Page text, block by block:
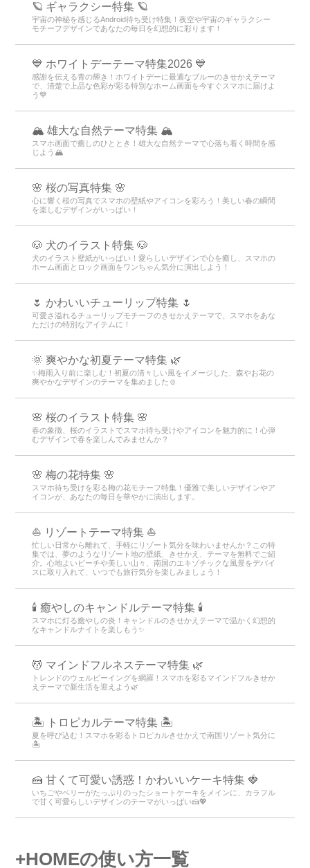
🪐 ギャラクシー特集 🪐
宇宙の神秘を感じるAndroid待ち受け特集！夜空や宇宙のギャラクシー
モチーフデザインであなたの毎日を幻想的に彩ります！
💙 ホワイトデーテーマ特集2026 💙
感謝を伝える青の輝き！ホワイトデーに最適なブルーのきせかえテーマ
で、清楚で上品な色彩が彩る特別なホーム画面を今すぐスマホに届けよ
う💙
🏔️ 雄大な自然テーマ特集 🏔️
スマホ画面で癒しのひととき！雄大な自然テーマで心落ち着く時間を感
じよう🏔️
🌸 桜の写真特集 🌸
心に響く桜の写真でスマホの壁紙やアイコンを彩ろう！美しい春の瞬間
を楽しむデザインがいっぱい！
🐶 犬のイラスト特集 🐶
犬のイラスト壁紙がいっぱい！愛らしいデザインで心を癒し、スマホの
ホーム画面とロック画面をワンちゃん気分に演出しよう！
🌷 かわいいチューリップ特集 🌷
可愛さ溢れるチューリップモチーフのきせかえテーマで、スマホをあな
ただけの特別なアイテムに！
🌞 爽やかな初夏テーマ特集 🌿
✨梅雨入り前に楽しむ！初夏の清々しい風をイメージした、森やお花の
爽やかなデザインのテーマを集めました☺️
🌸 桜のイラスト特集 🌸
春の象徴、桜のイラストでスマホ待ち受けやアイコンを魅力的に！心弾
むデザインで春を楽しんでみませんか？
🌸 梅の花特集 🌸
スマホ待ち受けを彩る梅の花モチーフ特集！優雅で美しいデザインやア
イコンが、あなたの毎日を華やかに演出します。
⛵ リゾートテーマ特集 ⛵
忙しい日常から離れて、手軽にリゾート気分を味わいませんか？この特
集では、夢のようなリゾート地の壁紙、きせかえ、テーマを無料でご紹
介。心地よいビーチや美しい山々、南国のエキゾチックな風景をデバイ
スに取り入れて、いつでも旅行気分を楽しみましょう！
🕯️ 癒やしのキャンドルテーマ特集 🕯️
スマホに灯る癒やしの炎！キャンドルのきせかえテーマで温かく幻想的
なキャンドルナイトを楽しもう️✨️
💆 マインドフルネステーマ特集 🌿
トレンドのウェルビーイングを網羅！スマホを彩るマインドフルきせか
えテーマで新生活を迎えよう🌿
🏝️ トロピカルテーマ特集 🏝️
夏を呼び込む！スマホを彩るトロピカルきせかえで南国リゾート気分に
🏝️
🍰 甘くて可愛い誘惑！かわいいケーキ特集 🍓
いちごやベリーがたっぷりのったショートケーキをメインに、カラフル
で甘く可愛らしいデザインのテーマがいっぱい🍰💖
+HOMEの使い方一覧